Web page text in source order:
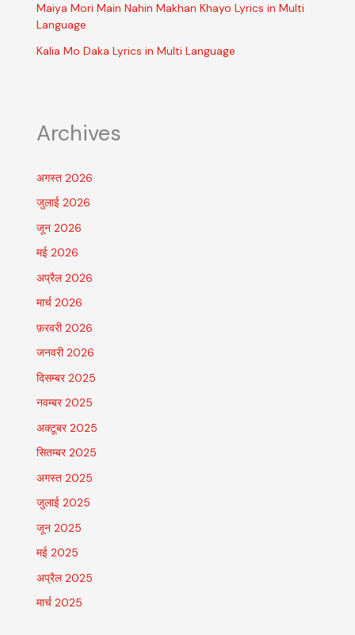
Maiya Mori Main Nahin Makhan Khayo Lyrics in Multi
Language
Kalia Mo Daka Lyrics in Multi Language
Archives
अगस्त 2026
जुलाई 2026
जून 2026
मई 2026
अप्रैल 2026
मार्च 2026
फ़रवरी 2026
जनवरी 2026
दिसम्बर 2025
नवम्बर 2025
अक्टूबर 2025
सितम्बर 2025
अगस्त 2025
जुलाई 2025
जून 2025
मई 2025
अप्रैल 2025
मार्च 2025